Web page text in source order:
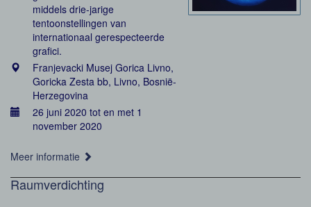
middels drie-jarige
tentoonstellingen van
internationaal gerespecteerde
grafici.
Franjevacki Musej Gorica Livno,
Goricka Zesta bb, Livno, Bosnië-
Herzegovina
26 juni 2020 tot en met 1
november 2020
Meer informatie
Raumverdichting